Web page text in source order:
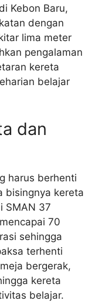
Kebon Baru,
dengan
lima meter
pengalaman
kereta
belajar
dan
harus berhenti
bisingnya kereta
SMAN 37
70
sehingga
terhenti
bergerak,
kereta
belajar.